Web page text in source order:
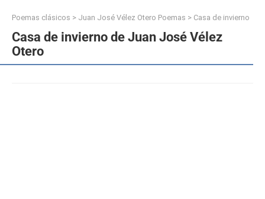
Poemas clásicos > Juan José Vélez Otero Poemas > Casa de invierno
Casa de invierno de Juan José Vélez
Otero